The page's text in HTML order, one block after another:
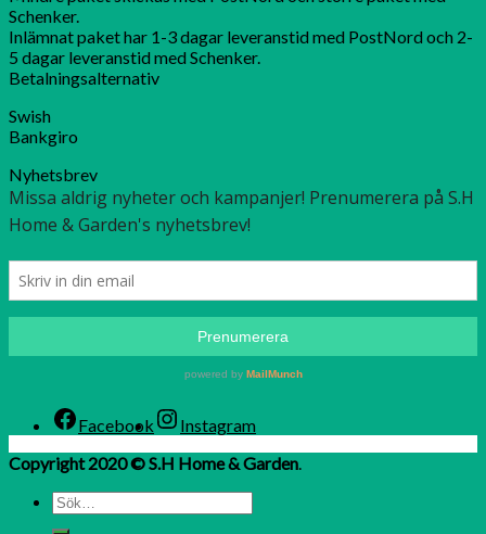
Schenker.
Inlämnat paket har 1-3 dagar leveranstid med PostNord och 2-
5 dagar leveranstid med Schenker.
Betalningsalternativ
Swish
Bankgiro
Nyhetsbrev
Facebook
Instagram
Copyright 2020 © S.H Home & Garden.